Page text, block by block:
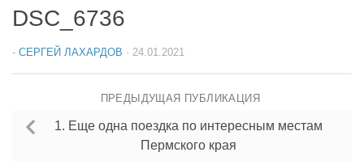
DSC_6736
- СЕРГЕЙ ЛАХАРДОВ · 24.01.2021
ПРЕДЫДУЩАЯ ПУБЛИКАЦИЯ
1. Еще одна поездка по интересным местам
Пермского края